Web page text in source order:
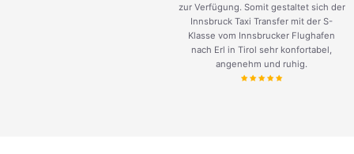
zur Verfügung. Somit gestaltet sich der
Innsbruck Taxi Transfer mit der S-
Klasse vom Innsbrucker Flughafen
nach Erl in Tirol sehr konfortabel,
angenehm und ruhig.